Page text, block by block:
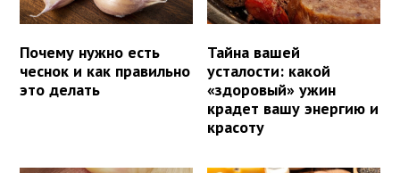
Почему нужно есть
чеснок и как правильно
это делать
Тайна вашей
усталости: какой
«здоровый» ужин
крадет вашу энергию и
красоту